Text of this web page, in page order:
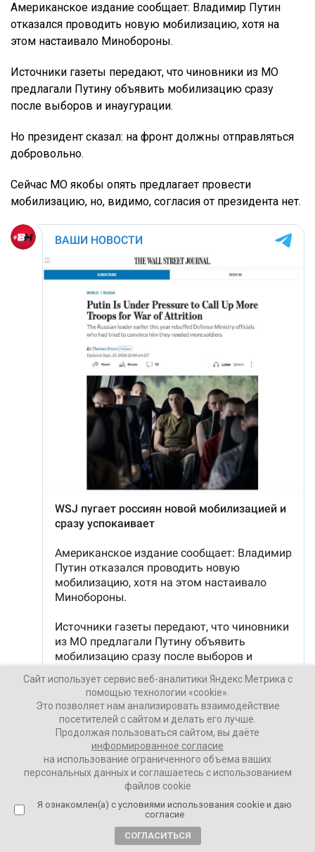
Американское издание сообщает: Владимир Путин
отказался проводить новую мобилизацию, хотя на
этом настаивало Минобороны.
Источники газеты передают, что чиновники из МО
предлагали Путину объявить мобилизацию сразу
после выборов и инаугурации.
Но президент сказал: на фронт должны отправляться
добровольно.
Сейчас МО якобы опять предлагает провести
мобилизацию, но, видимо, согласия от президента нет.
Сайт использует сервис веб-аналитики Яндекс Метрика с
помощью технологии «cookie».
Это позволяет нам анализировать взаимодействие
посетителей с сайтом и делать его лучше.
Продолжая пользоваться сайтом, вы даёте
информированное согласие
на использование ограниченного объема ваших
персональных данных и соглашаетесь с использованием
файлов cookie
Я ознакомлен(а) с условиями использования cookie и даю
согласие
СОГЛАСИТЬСЯ